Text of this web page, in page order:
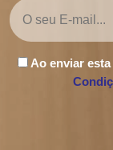
Ao enviar